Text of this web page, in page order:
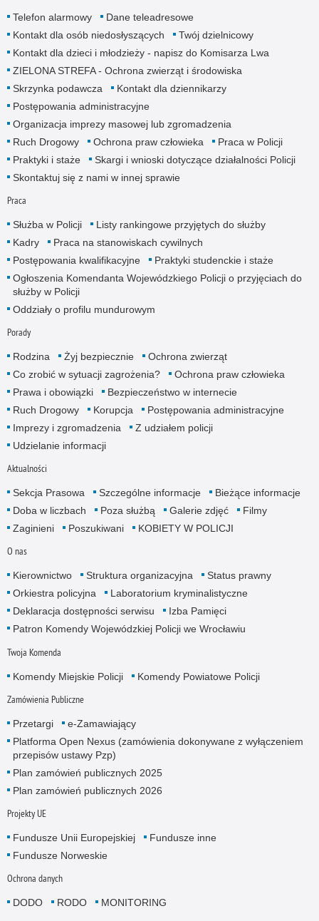
Telefon alarmowy
Dane teleadresowe
Kontakt dla osób niedosłyszących
Twój dzielnicowy
Kontakt dla dzieci i młodzieży - napisz do Komisarza Lwa
ZIELONA STREFA - Ochrona zwierząt i środowiska
Skrzynka podawcza
Kontakt dla dziennikarzy
Postępowania administracyjne
Organizacja imprezy masowej lub zgromadzenia
Ruch Drogowy
Ochrona praw człowieka
Praca w Policji
Praktyki i staże
Skargi i wnioski dotyczące działalności Policji
Skontaktuj się z nami w innej sprawie
Praca
Służba w Policji
Listy rankingowe przyjętych do służby
Kadry
Praca na stanowiskach cywilnych
Postępowania kwalifikacyjne
Praktyki studenckie i staże
Ogłoszenia Komendanta Wojewódzkiego Policji o przyjęciach do
służby w Policji
Oddziały o profilu mundurowym
Porady
Rodzina Żyj bezpiecznie
Ochrona zwierząt
Co zrobić w sytuacji zagrożenia?
Ochrona praw człowieka
Prawa i obowiązki
Bezpieczeństwo w internecie
Ruch Drogowy
Korupcja
Postępowania administracyjne
Imprezy i zgromadzenia
Z udziałem policji
Udzielanie informacji
Aktualności
Sekcja Prasowa Szczególne informacje
Bieżące informacje
Doba w liczbach
Poza służbą Galerie zdjęć
Filmy
Zaginieni
Poszukiwani KOBIETY W POLICJI
O nas
Kierownictwo Struktura organizacyjna
Status prawny
Orkiestra policyjna
Laboratorium kryminalistyczne
Deklaracja dostępności serwisu
Izba Pamięci
Patron Komendy Wojewódzkiej Policji we Wrocławiu
Twoja Komenda
Komendy Miejskie Policji Komendy Powiatowe Policji
Zamówienia Publiczne
Przetargi
e-Zamawiający
Platforma Open Nexus (zamówienia dokonywane z wyłączeniem
przepisów ustawy Pzp)
Plan zamówień publicznych 2025
Plan zamówień publicznych 2026
Projekty UE
Fundusze Unii Europejskiej
Fundusze inne
Fundusze Norweskie
Ochrona danych
DODO RODO MONITORING